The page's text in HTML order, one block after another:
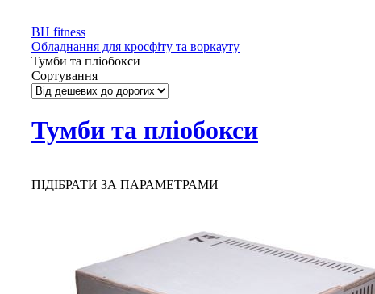
BH fitness
Обладнання для кросфіту та воркауту
Тумби та пліобокси
Сортування
Тумби та пліобокси
ПІДІБРАТИ ЗА ПАРАМЕТРАМИ